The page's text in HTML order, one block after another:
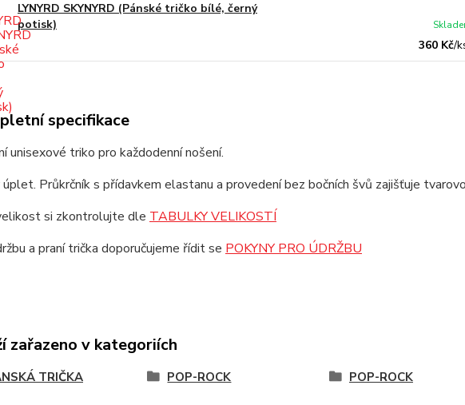
LYNYRD SKYNYRD (Pánské tričko bílé, černý
potisk)
360 Kč/
specifikace
unisexové triko pro každodenní nošení.
úplet. Průkrčník s přídavkem elastanu a provedení bez bočních švů zajišťuje
si zkontrolujte dle TABULKY VELIKOSTÍ
a praní trička doporučujeme řídit se POKYNY PRO ÚDRŽBU
zařazeno v kategoriích
TRIČKA POP-ROCK POP-ROCK